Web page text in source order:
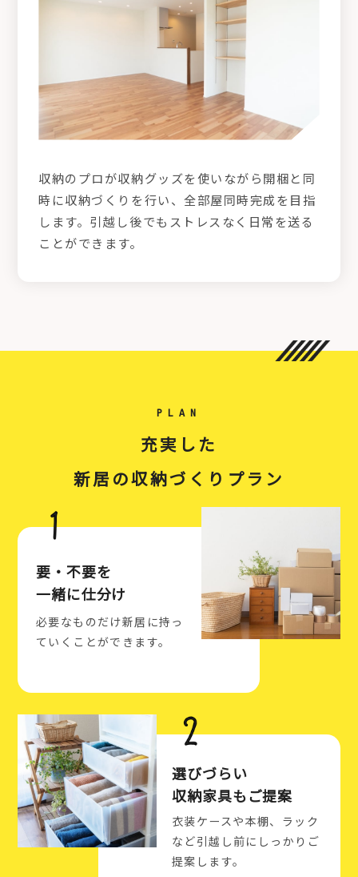
収納のプロが収納グッズを使いながら開梱と同
時に収納づくりを行い、全部屋同時完成を目指
します。引越し後でもストレスなく日常を送る
ことができます。
PLAN
充実した
新居の収納づくりプラン
要・不要を
一緒に仕分け
必要なものだけ新居に持っ
ていくことができます。
選びづらい
収納家具もご提案
衣装ケースや本棚、ラック
など引越し前にしっかりご
提案します。